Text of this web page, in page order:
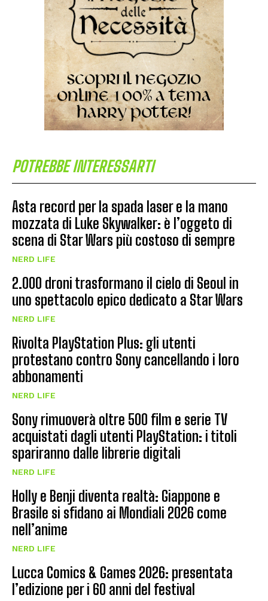
POTREBBE INTERESSARTI
Asta record per la spada laser e la mano
mozzata di Luke Skywalker: è l’oggeto di
scena di Star Wars più costoso di sempre
NERD LIFE
2.000 droni trasformano il cielo di Seoul in
uno spettacolo epico dedicato a Star Wars
NERD LIFE
Rivolta PlayStation Plus: gli utenti
protestano contro Sony cancellando i loro
abbonamenti
NERD LIFE
Sony rimuoverà oltre 500 film e serie TV
acquistati dagli utenti PlayStation: i titoli
spariranno dalle librerie digitali
NERD LIFE
Holly e Benji diventa realtà: Giappone e
Brasile si sfidano ai Mondiali 2026 come
nell’anime
NERD LIFE
Lucca Comics & Games 2026: presentata
l’edizione per i 60 anni del festival